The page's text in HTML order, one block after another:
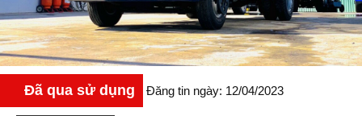
Đã qua sử dụng Đăng tin ngày: 12/04/2023